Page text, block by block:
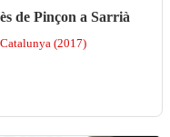
de Pinçon a Sarrià
(2017)